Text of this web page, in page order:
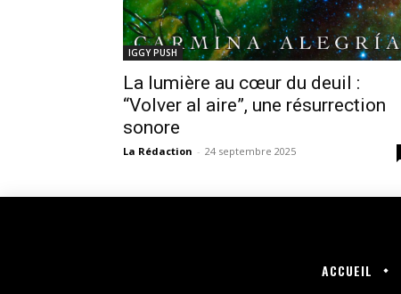
IGGY PUSH
La lumière au cœur du deuil :
“Volver al aire”, une résurrection
sonore
La Rédaction - 24 septembre 2025
ACCUEIL